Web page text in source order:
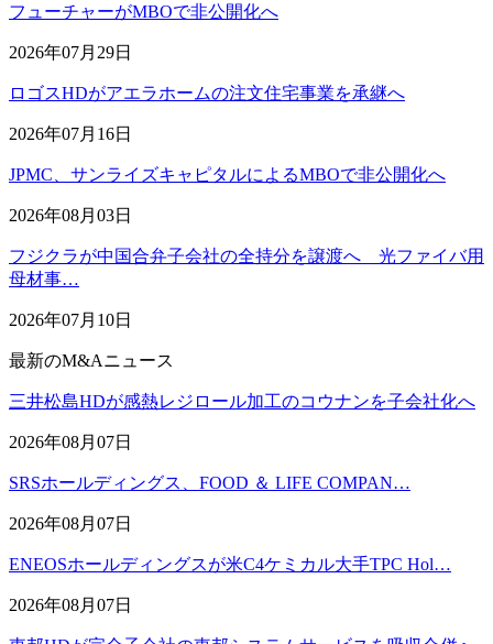
フューチャーがMBOで非公開化へ
2026年07月29日
ロゴスHDがアエラホームの注文住宅事業を承継へ
2026年07月16日
JPMC、サンライズキャピタルによるMBOで非公開化へ
2026年08月03日
フジクラが中国合弁子会社の全持分を譲渡へ 光ファイバ用
母材事…
2026年07月10日
最新のM&Aニュース
三井松島HDが感熱レジロール加工のコウナンを子会社化へ
2026年08月07日
SRSホールディングス、FOOD ＆ LIFE COMPAN…
2026年08月07日
ENEOSホールディングスが米C4ケミカル大手TPC Hol…
2026年08月07日